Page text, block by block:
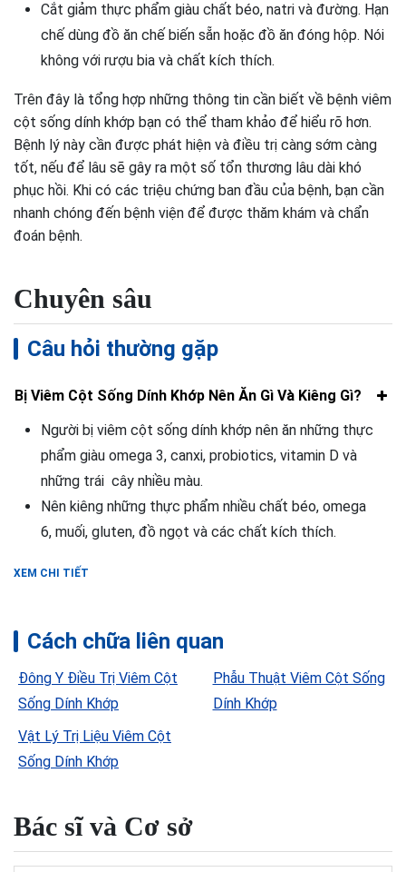
Cắt giảm thực phẩm giàu chất béo, natri và đường. Hạn
chế dùng đồ ăn chế biến sẵn hoặc đồ ăn đóng hộp. Nói
không với rượu bia và chất kích thích.
Trên đây là tổng hợp những thông tin cần biết về bệnh viêm
cột sống dính khớp bạn có thể tham khảo để hiểu rõ hơn.
Bệnh lý này cần được phát hiện và điều trị càng sớm càng
tốt, nếu để lâu sẽ gây ra một số tổn thương lâu dài khó
phục hồi. Khi có các triệu chứng ban đầu của bệnh, bạn cần
nhanh chóng đến bệnh viện để được thăm khám và chẩn
đoán bệnh.
Chuyên sâu
Câu hỏi thường gặp
Bị Viêm Cột Sống Dính Khớp Nên Ăn Gì Và Kiêng Gì?
Người bị viêm cột sống dính khớp nên ăn những thực
phẩm giàu omega 3, canxi, probiotics, vitamin D và
những trái cây nhiều màu.
Nên kiêng những thực phẩm nhiều chất béo, omega
6, muối, gluten, đồ ngọt và các chất kích thích.
XEM CHI TIẾT
Cách chữa liên quan
Đông Y Điều Trị Viêm Cột
Sống Dính Khớp
Vật Lý Trị Liệu Viêm Cột
Sống Dính Khớp
Phẫu Thuật Viêm Cột Sống
Dính Khớp
Bác sĩ và Cơ sở